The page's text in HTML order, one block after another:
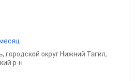
, городской округ Нижний Тагил,
р-н